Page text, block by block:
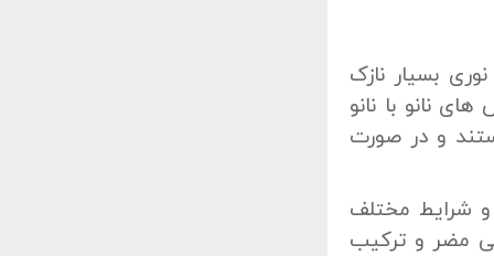
بسیار نازک
نانو با نانو
و در صورت
و شرایط مختلف
مضر و ترکیب